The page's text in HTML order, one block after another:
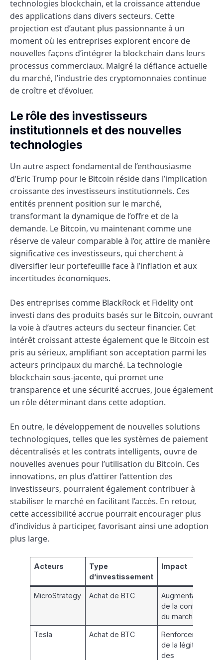
technologies blockchain, et la croissance attendue
des applications dans divers secteurs. Cette
projection est d’autant plus passionnante à un
moment où les entreprises explorent encore de
nouvelles façons d’intégrer la blockchain dans leurs
processus commerciaux. Malgré la défiance actuelle
du marché, l’industrie des cryptomonnaies continue
de croître et d’évoluer.
Le rôle des investisseurs
institutionnels et des nouvelles
technologies
Un autre aspect fondamental de l’enthousiasme
d’Eric Trump pour le Bitcoin réside dans l’implication
croissante des investisseurs institutionnels. Ces
entités prennent position sur le marché,
transformant la dynamique de l’offre et de la
demande. Le Bitcoin, vu maintenant comme une
réserve de valeur comparable à l’or, attire de manière
significative ces investisseurs, qui cherchent à
diversifier leur portefeuille face à l’inflation et aux
incertitudes économiques.
Des entreprises comme BlackRock et Fidelity ont
investi dans des produits basés sur le Bitcoin, ouvrant
la voie à d’autres acteurs du secteur financier. Cet
intérêt croissant atteste également que le Bitcoin est
pris au sérieux, amplifiant son acceptation parmi les
acteurs principaux du marché. La technologie
blockchain sous-jacente, qui promet une
transparence et une sécurité accrues, joue également
un rôle déterminant dans cette adoption.
En outre, le développement de nouvelles solutions
technologiques, telles que les systèmes de paiement
décentralisés et les contrats intelligents, ouvre de
nouvelles avenues pour l’utilisation du Bitcoin. Ces
innovations, en plus d’attirer l’attention des
investisseurs, pourraient également contribuer à
stabiliser le marché en facilitant l’accès. En retour,
cette accessibilité accrue pourrait encourager plus
d’individus à participer, favorisant ainsi une adoption
plus large.
Acteurs
Type
d’investissement
Impact
MicroStrategy Achat de BTC
Augmentation
de la confiance
du marché
Tesla Achat de BTC
Renforcement
de la légitimité
des